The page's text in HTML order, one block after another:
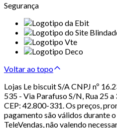
Segurança
Voltar ao topo
Lojas Le biscuit S/A CNPJ nº
535 - Via Parafuso S/N, Rua 25
CEP: 42.800-331. Os preços,
pagamento são válidos durante
TeleVendas, não valendo